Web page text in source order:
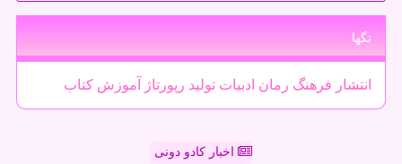
تگها
انتشار فرهنگ رمان ادبیات تولید رپورتاژ آموزش كتاب
اخبار کادو دونی